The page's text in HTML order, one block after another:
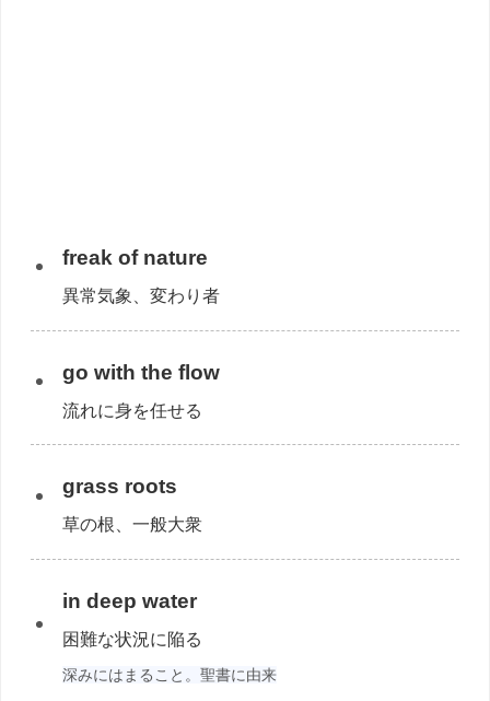
freak of nature
異常気象、変わり者
go with the flow
流れに身を任せる
grass roots
草の根、一般大衆
in deep water
困難な状況に陥る
深みにはまること。聖書に由来